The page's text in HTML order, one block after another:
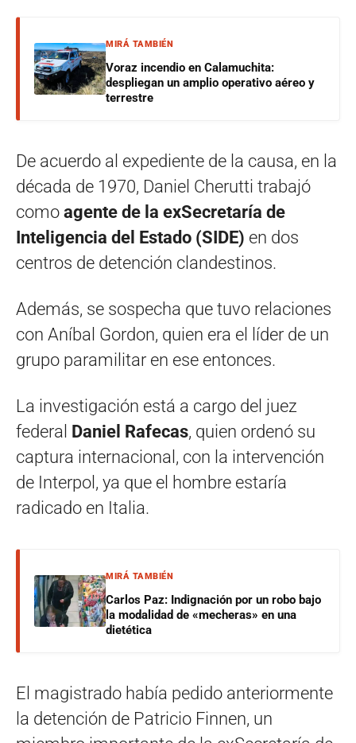
MIRÁ TAMBIÉN
Voraz incendio en Calamuchita:
despliegan un amplio operativo aéreo y
terrestre
De acuerdo al expediente de la causa, en la
década de 1970, Daniel Cherutti trabajó
como agente de la exSecretaría de
Inteligencia del Estado (SIDE) en dos
centros de detención clandestinos.
Además, se sospecha que tuvo relaciones
con Aníbal Gordon, quien era el líder de un
grupo paramilitar en ese entonces.
La investigación está a cargo del juez
federal Daniel Rafecas, quien ordenó su
captura internacional, con la intervención
de Interpol, ya que el hombre estaría
radicado en Italia.
MIRÁ TAMBIÉN
Carlos Paz: Indignación por un robo bajo
la modalidad de «mecheras» en una
dietética
El magistrado había pedido anteriormente
la detención de Patricio Finnen, un